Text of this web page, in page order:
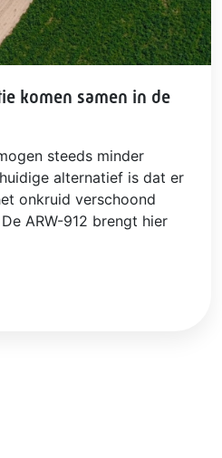
komen samen in de
steeds minder
alternatief is dat er
onkruid verschoond
ARW-912 brengt hier